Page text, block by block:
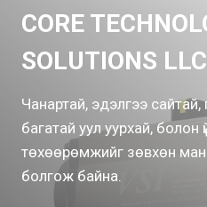
CORE
SOLUTIONS LLC
Чанартай, эдэлгээ
багатай уул уурхай, болон
төхөөрөмжийг зөвхөн
болгож байна.